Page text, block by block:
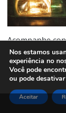
Acompanhe
Veja mais fotos
galeria.
Nos estamos
experiência no
Você pode
ou pode
Aceitar